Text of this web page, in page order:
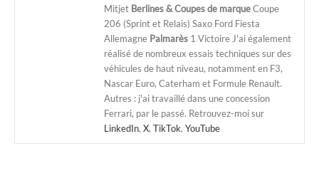
Mitjet Berlines & Coupes de marqueCoupe
206 (Sprint et Relais) Saxo Ford Fiesta
Allemagne Palmarès 1 Victoire J'ai également
réalisé de nombreux essais techniques sur des
véhicules de haut niveau, notamment en F3,
Nascar Euro, Caterham et Formule Renault.
Autres : j'ai travaillé dans une concession
Ferrari, par le passé. Retrouvez-moi sur
LinkedIn, X, TikTok, YouTube